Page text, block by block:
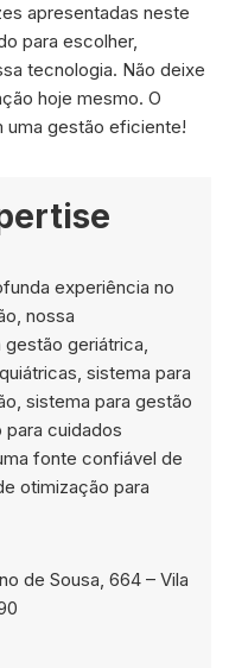
apresentadas neste
para escolher,
tecnologia. Não deixe
hoje mesmo. O
uma gestão eficiente!
experiência no
nossa
geriátrica,
sistema para
sistema para gestão
cuidados
fonte confiável de
otimização para
de Sousa, 664 – Vila